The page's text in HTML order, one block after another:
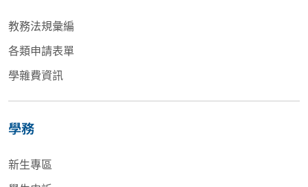
教務法規彙編
各類申請表單
學雜費資訊
學務
新生專區